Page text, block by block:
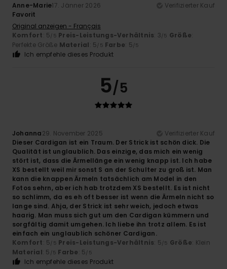
Anne-Marie17. Jänner 2026
Verifizierter Kauf
Favorit
Original anzeigen - Français
Komfort: 5/5 Preis-Leistungs-Verhältnis: 3/5 Größe:
Perfekte Größe Material: 5/5 Farbe: 5/5
Ich empfehle dieses Produkt
5/5
Johanna29. November 2025
Verifizierter Kauf
Dieser Cardigan ist ein Traum. Der Strick ist schön dick. Die
Qualität ist unglaublich. Das einzige, das mich ein wenig
stört ist, dass die Ärmellänge ein wenig knapp ist. Ich habe
XS bestellt weil mir sonst S an der Schulter zu groß ist. Man
kann die knappen Ärmeln tatsächlich am Model in den
Fotos sehrn, aber ich hab trotzdem XS bestellt. Es ist nicht
so schlimm, da es eh oft besser ist wenn die Ärmeln nicht so
lange sind. Ahja, der Strick ist sehr weich, jedoch etwas
haarig. Man muss sich gut um den Cardigan kümmern und
sorgfältig damit umgehen. Ich liebe ihn trotz allem. Es ist
einfach ein unglaublich schöner Cardigan.
Komfort: 5/5 Preis-Leistungs-Verhältnis: 5/5 Größe: Klein
Material: 5 /5 Farbe: 5/5
Ich empfehle dieses Produkt